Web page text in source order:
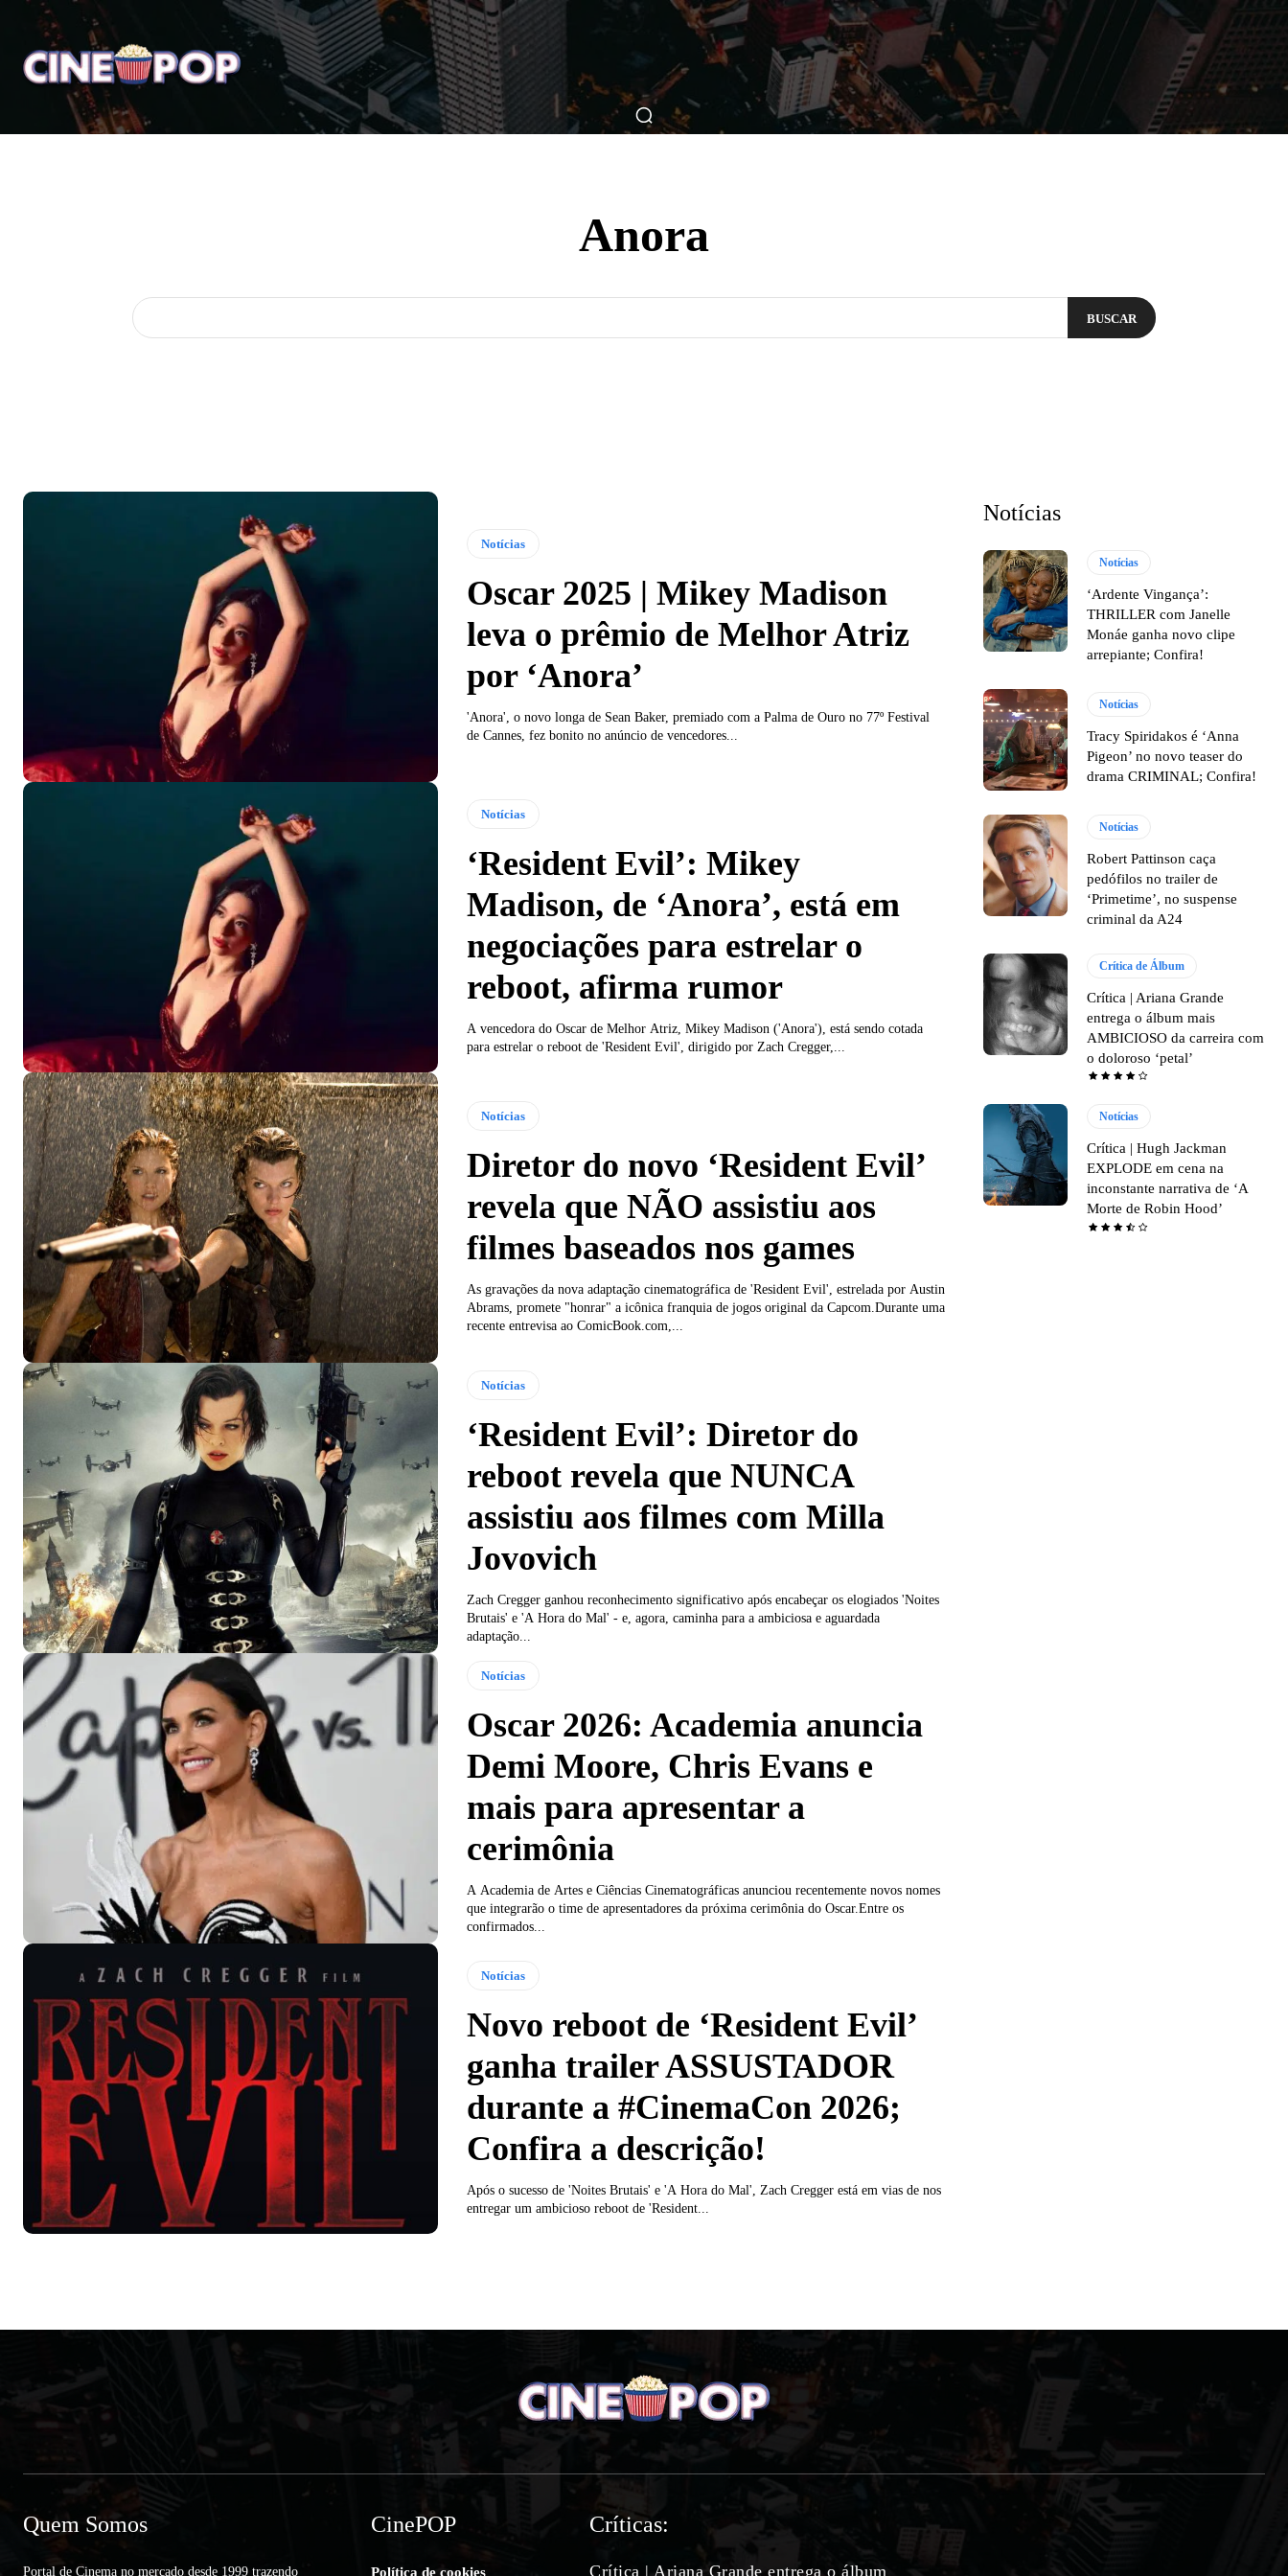
Home Notícias Críticas Breve Nos Cinemas Matérias Nos Cinemas Filmes Séries Música Gênero
Anora
BUSCAR
Notícias
Oscar 2025 | Mikey Madison
leva o prêmio de Melhor Atriz
por ‘Anora’
'Anora', o novo longa de Sean Baker, premiado com a Palma de Ouro no 77º Festival
de Cannes, fez bonito no anúncio de vencedores...
Notícias
‘Resident Evil’: Mikey
Madison, de ‘Anora’, está em
negociações para estrelar o
reboot, afirma rumor
A vencedora do Oscar de Melhor Atriz, Mikey Madison ('Anora'), está sendo cotada
para estrelar o reboot de 'Resident Evil', dirigido por Zach Cregger,...
Notícias
Diretor do novo ‘Resident Evil’
revela que NÃO assistiu aos
filmes baseados nos games
As gravações da nova adaptação cinematográfica de 'Resident Evil', estrelada por Austin
Abrams, promete "honrar" a icônica franquia de jogos original da Capcom.Durante uma
recente entrevisa ao ComicBook.com,...
Notícias
‘Resident Evil’: Diretor do
reboot revela que NUNCA
assistiu aos filmes com Milla
Jovovich
Zach Cregger ganhou reconhecimento significativo após encabeçar os elogiados 'Noites
Brutais' e 'A Hora do Mal' - e, agora, caminha para a ambiciosa e aguardada
adaptação...
Notícias
Oscar 2026: Academia anuncia
Demi Moore, Chris Evans e
mais para apresentar a
cerimônia
A Academia de Artes e Ciências Cinematográficas anunciou recentemente novos nomes
que integrarão o time de apresentadores da próxima cerimônia do Oscar.Entre os
confirmados...
Notícias
Novo reboot de ‘Resident Evil’
ganha trailer ASSUSTADOR
durante a #CinemaCon 2026;
Confira a descrição!
Após o sucesso de 'Noites Brutais' e 'A Hora do Mal', Zach Cregger está em vias de nos
entregar um ambicioso reboot de 'Resident...
Notícias
Notícias
‘Ardente Vingança’:
THRILLER com Janelle
Monáe ganha novo clipe
arrepiante; Confira!
Notícias
Tracy Spiridakos é ‘Anna
Pigeon’ no novo teaser do
drama CRIMINAL; Confira!
Notícias
Robert Pattinson caça
pedófilos no trailer de
‘Primetime’, no suspense
criminal da A24
Crítica de Álbum
Crítica | Ariana Grande
entrega o álbum mais
AMBICIOSO da carreira com
o doloroso ‘petal’
Notícias
Crítica | Hugh Jackman
EXPLODE em cena na
inconstante narrativa de ‘A
Morte de Robin Hood’
Quem Somos
Portal de Cinema no mercado desde 1999 trazendo
CinePOP
Política de cookies
Críticas:
Crítica | Ariana Grande entrega o álbum